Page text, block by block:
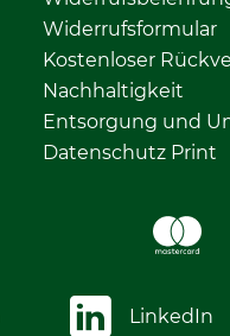
Widerrufsformular
Kostenloser
Nachhaltigkeit
Entsorgung und
Datenschutz Print
LinkedIn